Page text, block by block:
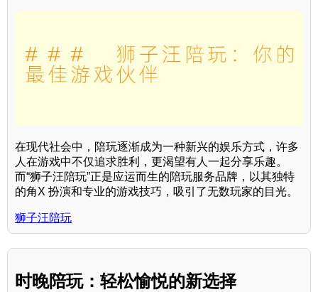
在现代社会中，陪玩逐渐成为一种新兴的娱乐方式，许多
人在游戏中不仅追求胜利，更渴望有人一起分享乐趣。
而“狮子汪陪玩”正是应运而生的陪玩服务品牌，以其独特
的角X 扮演和专业的游戏技巧，吸引了无数玩家的目光。
狮子汪陪玩
时晚陪玩：轻松愉悦的新选择